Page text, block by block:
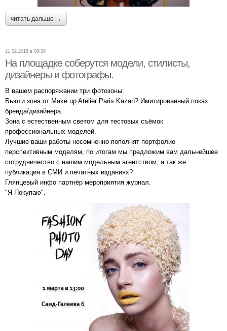
читать дальше →
21.02.2018 в 08:20
На площадке соберутся модели, стилисты,
дизайнеры и фотографы.
В вашем распоряжении три фотозоны:
Бьюти зона от Make up Atelier Paris Kazan? Имитированный показ
бренда/дизайнера.
Зона с естественным светом для тестовых съёмок
профессиональных моделей.
Лучшие ваши работы несомненно пополнят портфолио
перспективным моделям, по итогам мы предложим вам дальнейшее
сотрудничество с нашим модельным агентством, а так же
публикация в СМИ и печатных изданиях?
Глянцевый инфо партнёр мероприятия журнал.
"Я Покупаю".